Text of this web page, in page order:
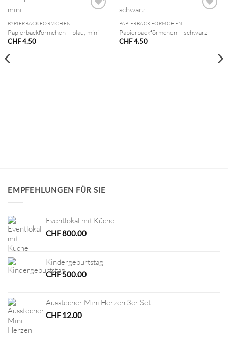
PAPIERBACKFÖRMCHEN
Papierbackförmchen – blau, mini
CHF4.50
PAPIERBACKFÖRMCHEN
Papierbackförmchen – schwarz
CHF4.50
EMPFEHLUNGEN FÜR SIE
Eventlokal mit Küche
CHF800.00
Kindergeburtstag
CHF500.00
Ausstecher Mini Herzen 3er Set
CHF12.00